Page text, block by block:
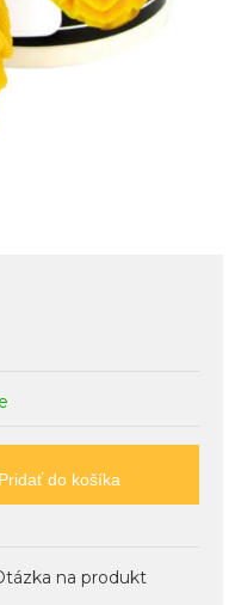
Pridať do košíka
na produkt